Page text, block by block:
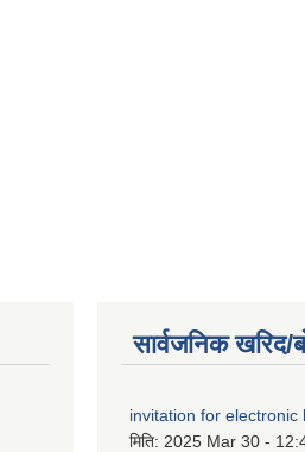
सार्वजनिक
invitation for electronic
मिति: 2025 Mar 30 -